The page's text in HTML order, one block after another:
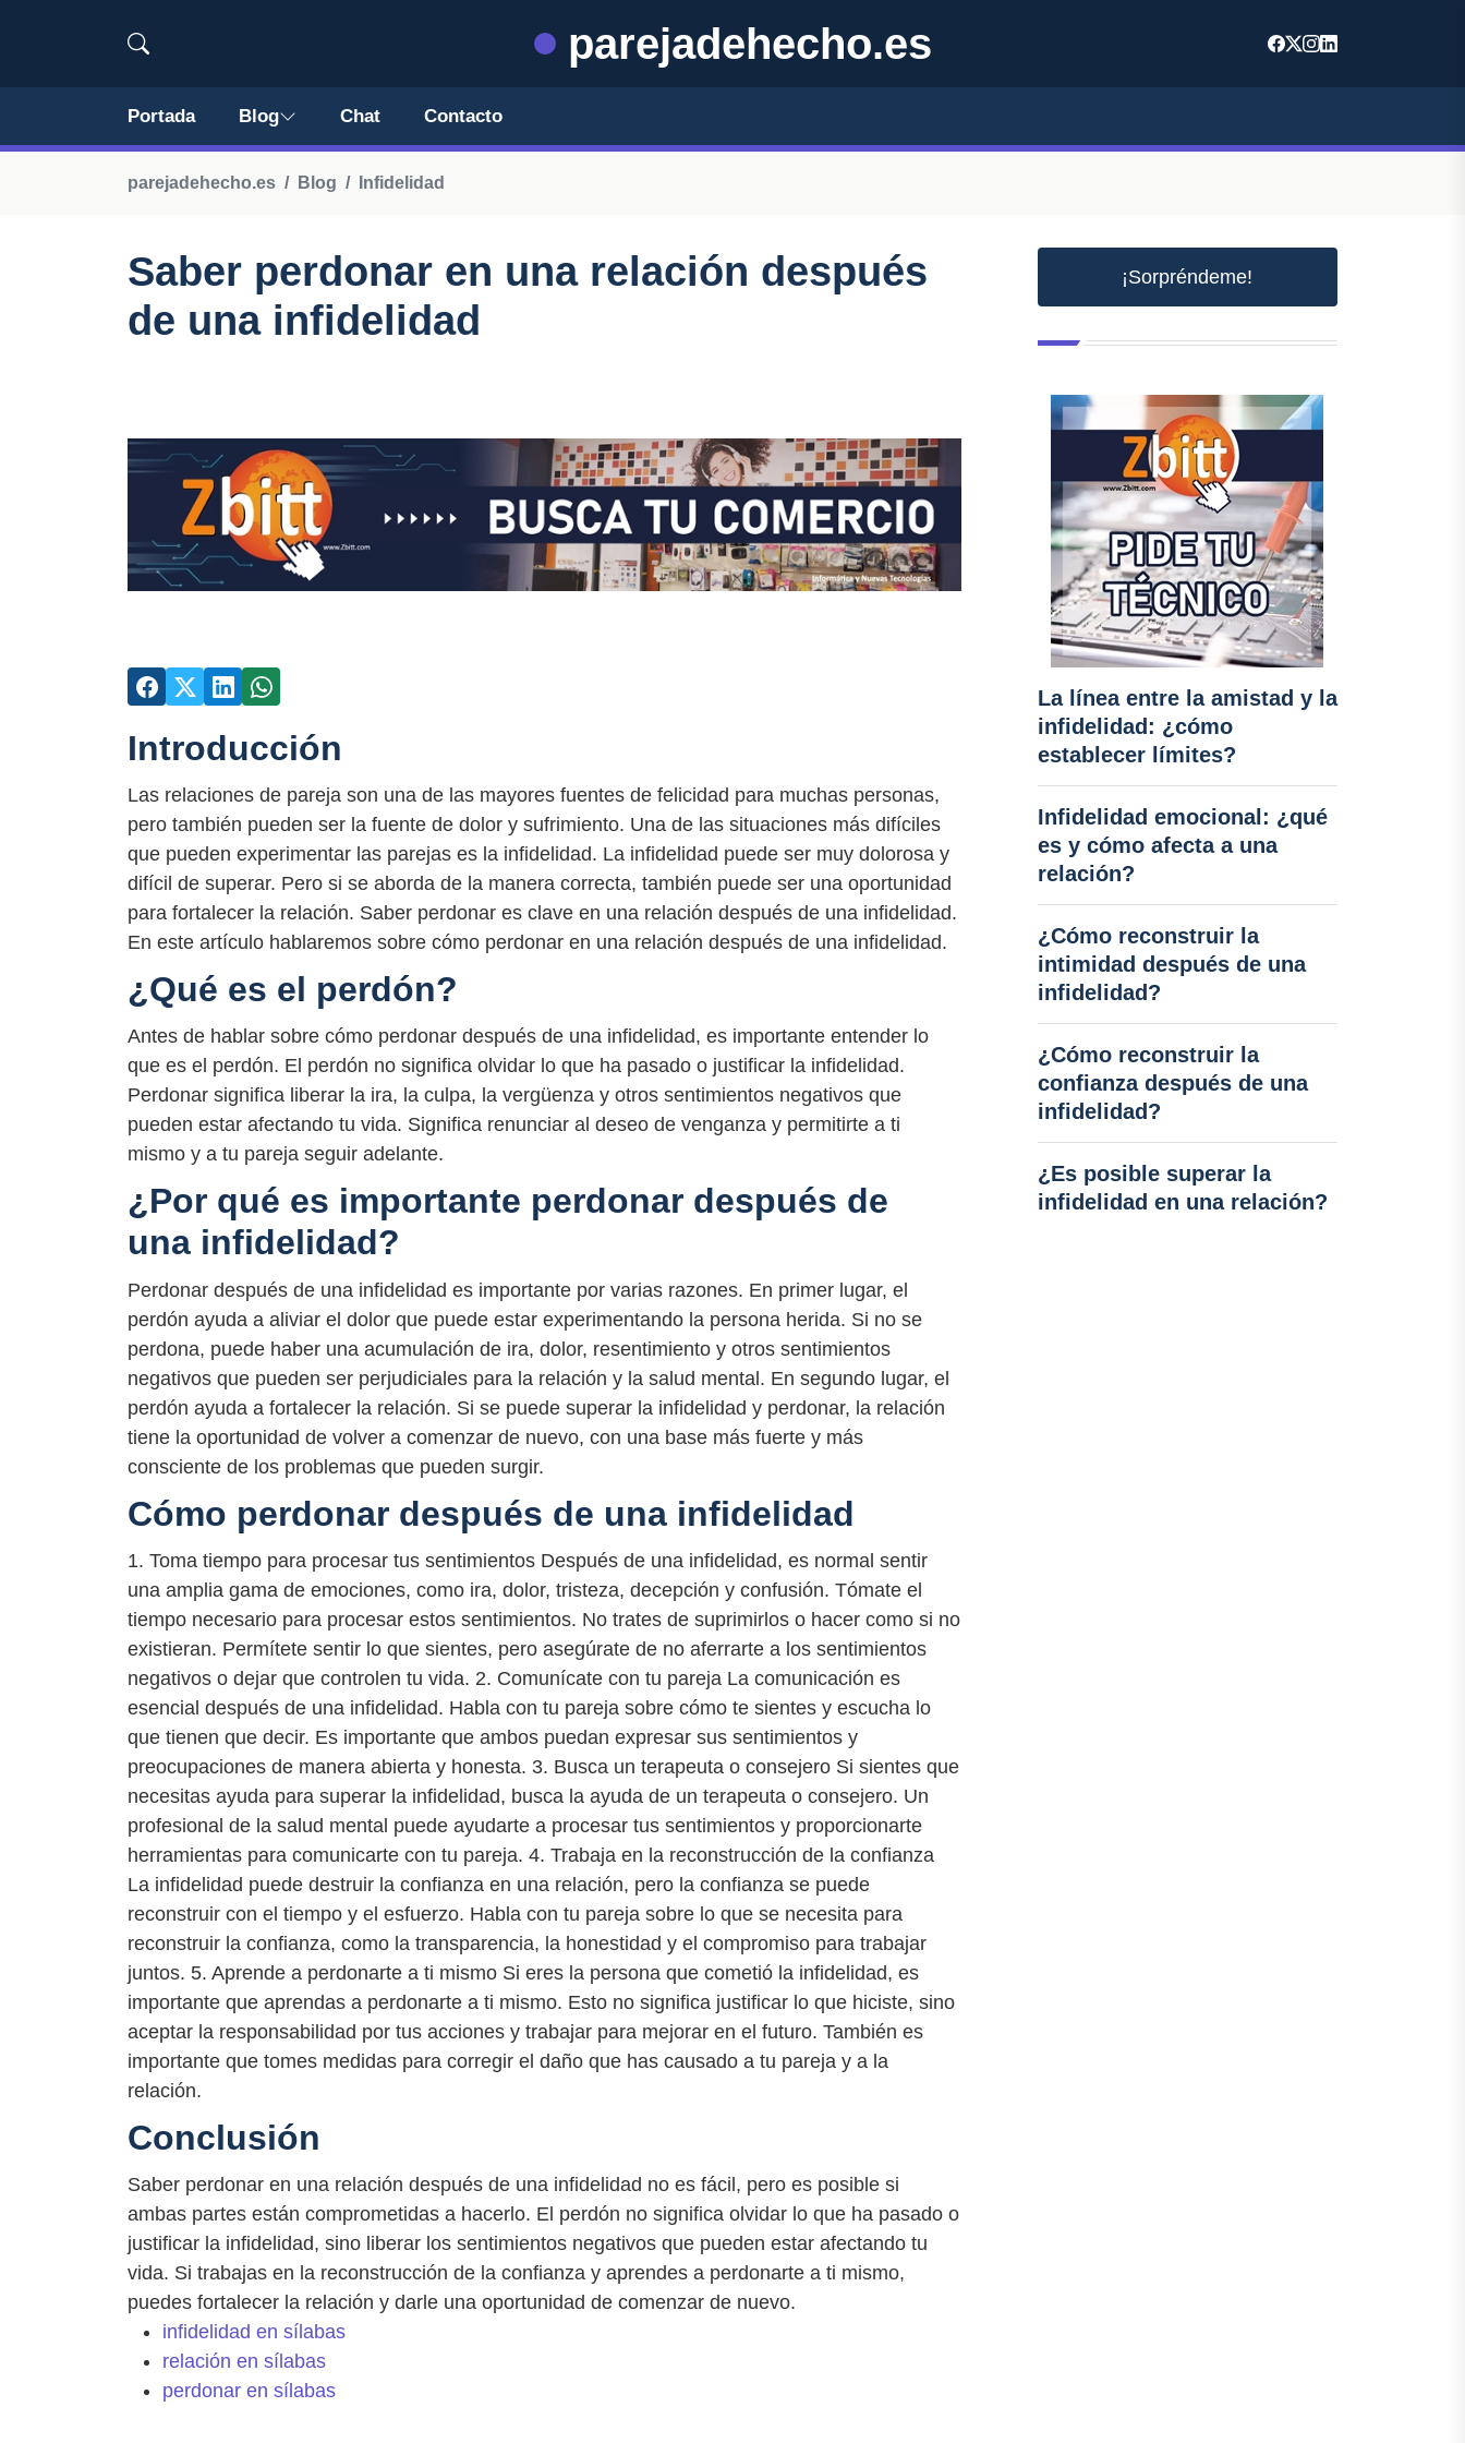
parejadehecho.es
Portada Blog Chat Contacto
parejadehecho.es Blog Infidelidad
Saber perdonar en una relación después
de una infidelidad
Introducción
Las relaciones de pareja son una de las mayores fuentes de felicidad para muchas personas,
pero también pueden ser la fuente de dolor y sufrimiento. Una de las situaciones más difíciles
que pueden experimentar las parejas es la infidelidad. La infidelidad puede ser muy dolorosa y
difícil de superar. Pero si se aborda de la manera correcta, también puede ser una oportunidad
para fortalecer la relación. Saber perdonar es clave en una relación después de una infidelidad.
En este artículo hablaremos sobre cómo perdonar en una relación después de una infidelidad.
¿Qué es el perdón?
Antes de hablar sobre cómo perdonar después de una infidelidad, es importante entender lo
que es el perdón. El perdón no significa olvidar lo que ha pasado o justificar la infidelidad.
Perdonar significa liberar la ira, la culpa, la vergüenza y otros sentimientos negativos que
pueden estar afectando tu vida. Significa renunciar al deseo de venganza y permitirte a ti
mismo y a tu pareja seguir adelante.
¿Por qué es importante perdonar después de
una infidelidad?
Perdonar después de una infidelidad es importante por varias razones. En primer lugar, el
perdón ayuda a aliviar el dolor que puede estar experimentando la persona herida. Si no se
perdona, puede haber una acumulación de ira, dolor, resentimiento y otros sentimientos
negativos que pueden ser perjudiciales para la relación y la salud mental. En segundo lugar, el
perdón ayuda a fortalecer la relación. Si se puede superar la infidelidad y perdonar, la relación
tiene la oportunidad de volver a comenzar de nuevo, con una base más fuerte y más
consciente de los problemas que pueden surgir.
Cómo perdonar después de una infidelidad
1. Toma tiempo para procesar tus sentimientos Después de una infidelidad, es normal sentir
una amplia gama de emociones, como ira, dolor, tristeza, decepción y confusión. Tómate el
tiempo necesario para procesar estos sentimientos. No trates de suprimirlos o hacer como si no
existieran. Permítete sentir lo que sientes, pero asegúrate de no aferrarte a los sentimientos
negativos o dejar que controlen tu vida. 2. Comunícate con tu pareja La comunicación es
esencial después de una infidelidad. Habla con tu pareja sobre cómo te sientes y escucha lo
que tienen que decir. Es importante que ambos puedan expresar sus sentimientos y
preocupaciones de manera abierta y honesta. 3. Busca un terapeuta o consejero Si sientes que
necesitas ayuda para superar la infidelidad, busca la ayuda de un terapeuta o consejero. Un
profesional de la salud mental puede ayudarte a procesar tus sentimientos y proporcionarte
herramientas para comunicarte con tu pareja. 4. Trabaja en la reconstrucción de la confianza
La infidelidad puede destruir la confianza en una relación, pero la confianza se puede
reconstruir con el tiempo y el esfuerzo. Habla con tu pareja sobre lo que se necesita para
reconstruir la confianza, como la transparencia, la honestidad y el compromiso para trabajar
juntos. 5. Aprende a perdonarte a ti mismo Si eres la persona que cometió la infidelidad, es
importante que aprendas a perdonarte a ti mismo. Esto no significa justificar lo que hiciste, sino
aceptar la responsabilidad por tus acciones y trabajar para mejorar en el futuro. También es
importante que tomes medidas para corregir el daño que has causado a tu pareja y a la
relación.
Conclusión
Saber perdonar en una relación después de una infidelidad no es fácil, pero es posible si
ambas partes están comprometidas a hacerlo. El perdón no significa olvidar lo que ha pasado o
justificar la infidelidad, sino liberar los sentimientos negativos que pueden estar afectando tu
vida. Si trabajas en la reconstrucción de la confianza y aprendes a perdonarte a ti mismo,
puedes fortalecer la relación y darle una oportunidad de comenzar de nuevo.
infidelidad en sílabas
relación en sílabas
perdonar en sílabas
¡Sorpréndeme!
La línea entre la amistad y la
infidelidad: ¿cómo
establecer límites?
Infidelidad emocional: ¿qué
es y cómo afecta a una
relación?
¿Cómo reconstruir la
intimidad después de una
infidelidad?
¿Cómo reconstruir la
confianza después de una
infidelidad?
¿Es posible superar la
infidelidad en una relación?